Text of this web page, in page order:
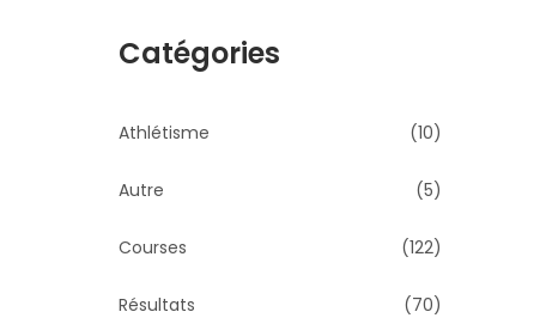
Catégories
Athlétisme (10)
Autre (5)
Courses (122)
Résultats (70)